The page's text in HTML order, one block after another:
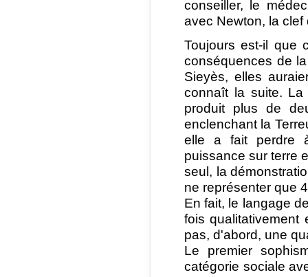
conseiller, le
avec Newton, la
Toujours est-il que
conséquences de
Sieyès, elles
connaît la suite. La
produit plus de
enclenchant la
elle a fait perdre
puissance sur terre
seul, la
ne représenter que
En fait, le langage
fois qualitativement
pas, d'abord, une
Le premier
catégorie sociale